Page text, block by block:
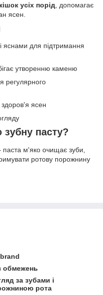
кішок усіх порід , допомагає
ясен.
яснами для підтримання
утворенню каменю
регулярного
ясен
пасту?
паста м'яко очищає зуби,
ротову порожнину
обмежень
за зубами і
рота